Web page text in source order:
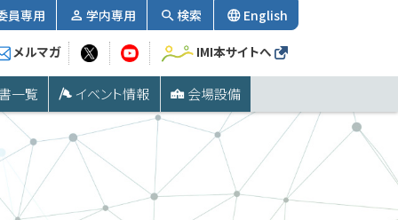
一覧 イベント情報 会場設備
員専用 学内専用 検索 English
メルマガ IMI本サイトへ